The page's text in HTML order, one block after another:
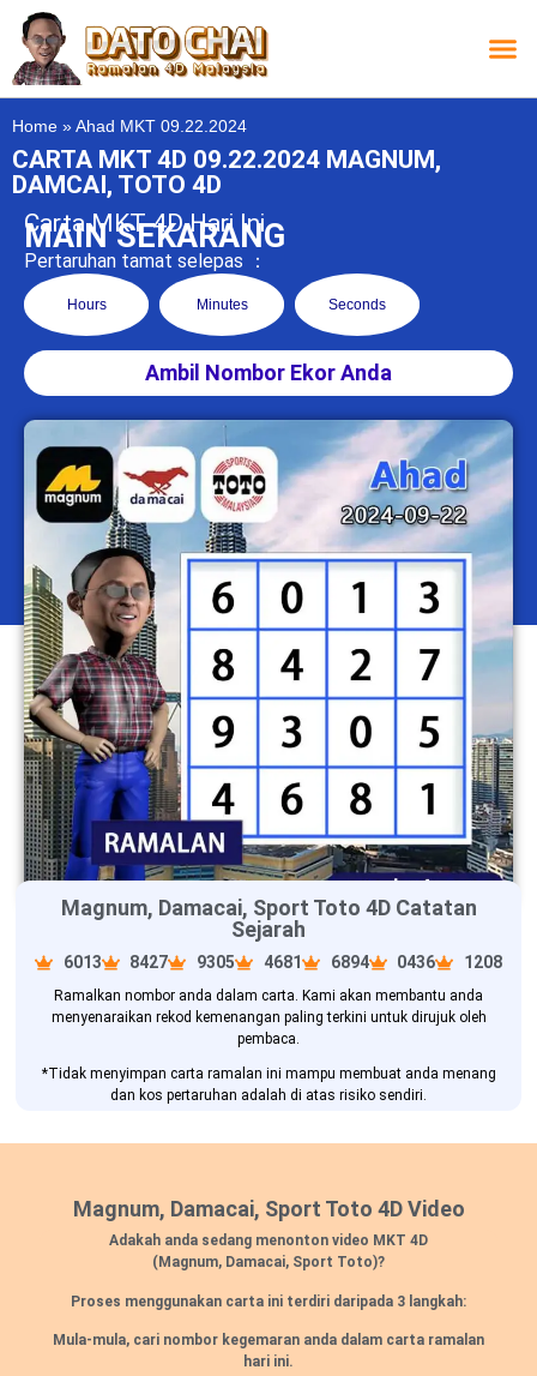
Home » Ahad MKT 09.22.2024
CARTA MKT 4D 09.22.2024 MAGNUM,
DAMCAI, TOTO 4D
Carta MKT 4D Hari Ini
MAIN SEKARANG
Pertaruhan tamat selepas ：
Hours Minutes Seconds
Ambil Nombor Ekor Anda
Magnum, Damacai, Sport Toto 4D Catatan
Sejarah
6013 8427 9305 4681 6894 0436 1208
Ramalkan nombor anda dalam carta. Kami akan membantu anda
menyenaraikan rekod kemenangan paling terkini untuk dirujuk oleh
pembaca.
*Tidak menyimpan carta ramalan ini mampu membuat anda menang
dan kos pertaruhan adalah di atas risiko sendiri.
Magnum, Damacai, Sport Toto 4D Video
Adakah anda sedang menonton video MKT 4D
(Magnum, Damacai, Sport Toto)?
Proses menggunakan carta ini terdiri daripada 3 langkah:
Mula-mula, cari nombor kegemaran anda dalam carta ramalan
hari ini.